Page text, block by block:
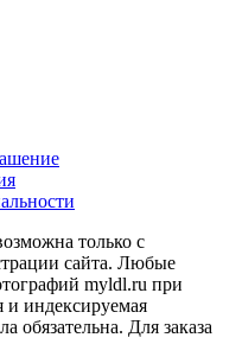
только с
сайта. Любые
myldl.ru при
и индексируемая
обязательна. Для заказа